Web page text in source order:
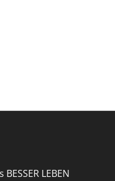
LEBEN